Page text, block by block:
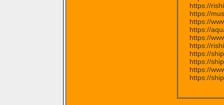
https://
https://
https://
https://
https://
https://
https://
https://
https://
https://